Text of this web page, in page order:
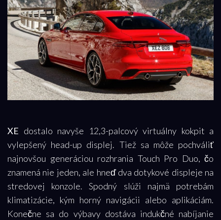
XE dostalo navyše 12,3-palcový virtuálny kokpit a
vylepšený head-up displej. Tiež sa môže pochváliť
najnovšou generáciou rozhrania Touch Pro Duo, čo
znamená nie jeden, ale hneď dva dotykové displeje na
stredovej konzole. Spodný slúži najmä potrebám
klimatizácie, kým horný navigácii alebo aplikáciám.
Konečne sa do výbavy dostáva indukčné nabíjanie